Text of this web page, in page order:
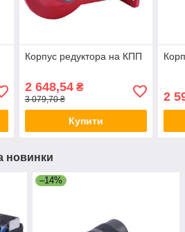
Корпус редуктора на КПП
2 648,54₴
3 079,70 ₴
Купити
2
новинки
–14%